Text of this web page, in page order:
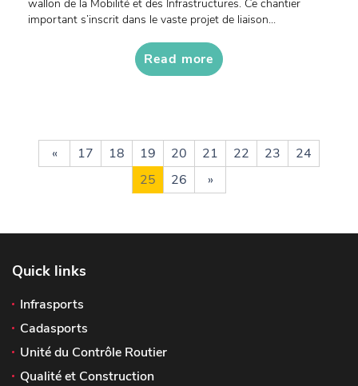
wallon de la Mobilité et des Infrastructures. Ce chantier
important s’inscrit dans le vaste projet de liaison...
Read more
« 17 18 19 20 21 22 23
24
25
26 »
Quick links
Infrasports
Cadasports
Unité du Contrôle Routier
Qualité et Construction